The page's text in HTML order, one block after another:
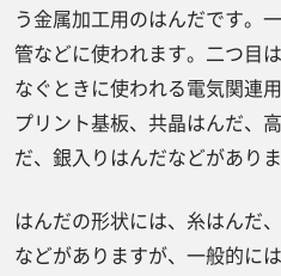
う金属加工用のはんだです。
管などに使われます。二つ目
なぐときに使われる電気関連
プリント基板、共晶はんだ、
だ、銀入りはんだなどがありま
はんだの形状には、糸はんだ
などがありますが、一般的に